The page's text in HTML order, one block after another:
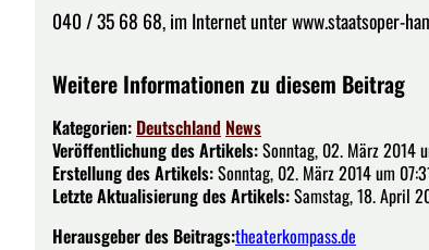
040 / 35 68 68, im Internet unter www.staatsoper-
Weitere Informationen zu diesem Beitrag
Kategorien: Deutschland News
Veröffentlichung des Artikels:Sonntag, 02. März 2014
Erstellung des Artikels:Sonntag, 02. März 2014 um
Letzte Aktualisierung des Artikels:Samstag, 18. April
Herausgeber des Beitrags:theaterkompass.de